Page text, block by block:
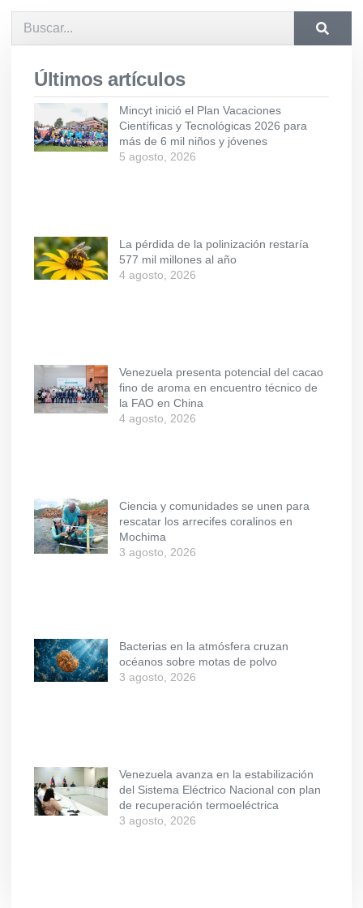
Últimos artículos
Mincyt inició el Plan Vacaciones
Científicas y Tecnológicas 2026 para
más de 6 mil niños y jóvenes
5 agosto, 2026
La pérdida de la polinización restaría
577 mil millones al año
4 agosto, 2026
Venezuela presenta potencial del cacao
fino de aroma en encuentro técnico de
la FAO en China
4 agosto, 2026
Ciencia y comunidades se unen para
rescatar los arrecifes coralinos en
Mochima
3 agosto, 2026
Bacterias en la atmósfera cruzan
océanos sobre motas de polvo
3 agosto, 2026
Venezuela avanza en la estabilización
del Sistema Eléctrico Nacional con plan
de recuperación termoeléctrica
3 agosto, 2026